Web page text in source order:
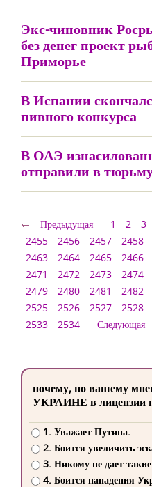
Экс-чиновник
без денег проект
Приморье
В Испании
пивного конкурса
В ОАЭ
отправили в
Предыдущая 1 2 3
2455
2456 2457 2458
2463
2464 2465 2466
2471 2472 2473 2474
2479
2480 2481 2482
2525
2526 2527 2528
2533
2534 Следующая
почему, по вашему
УКРАИНЕ в лицензии
1. Уважает Путина.
2. Боится увеличить
3. Никому не дает
4. Боится нападения